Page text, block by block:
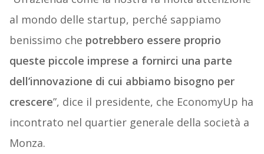
al mondo delle startup, perché sappiamo
benissimo che potrebbero essere proprio
queste piccole imprese a fornirci una parte
dell’innovazione di cui abbiamo bisogno per
crescere”, dice il presidente, che EconomyUp ha
incontrato nel quartier generale della società a
Monza.